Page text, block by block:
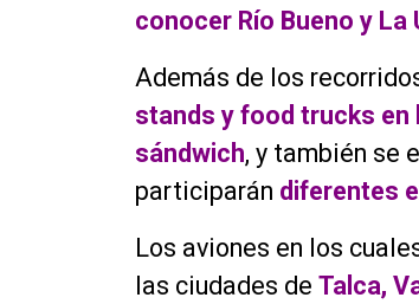
conocer Río Bueno y La
Además de los
stands y food trucks en
sándwich, y también se
participarán diferentes
Los aviones en los
las ciudades de Talca,